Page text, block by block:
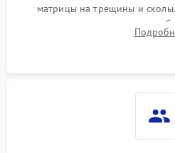
матрицы на трещины и
подсветки и индикаторов
источников сигнала для